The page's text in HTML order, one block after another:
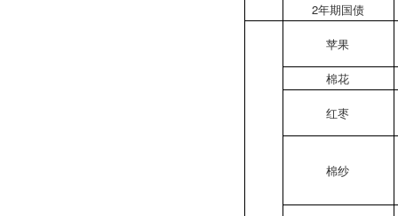
2年期国债
苹果
棉花
红枣
棉纱